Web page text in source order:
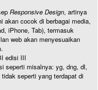
Responsive Design, artinya
akan cocok di berbagai media,
iPhone, Tab), termasuk
web akan menyesuaikan
edisi III
seperti misalnya: yg, dng, dl,
seperti yang terdapat di